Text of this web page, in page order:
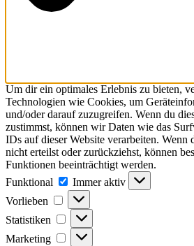
Um dir ein optimales Erlebnis zu bieten,
Technologien wie Cookies, um
und/oder darauf zuzugreifen. Wenn du
zustimmst, können wir Daten wie das
IDs auf dieser Website verarbeiten. Wenn
nicht erteilst oder zurückziehst, können
Funktionen beeinträchtigt werden.
Funktional
Funktional
Immer aktiv
Vorlieben
Vorlieben
Statistiken Statistiken
Marketing Marketing